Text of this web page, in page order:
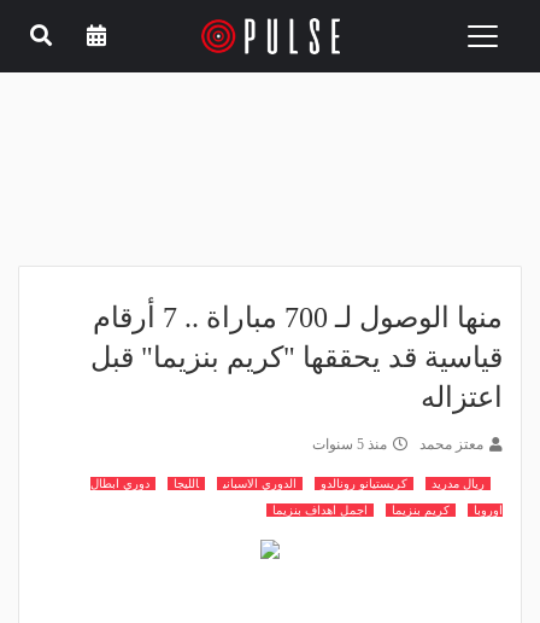
Toggle
منها الوصول لـ 700 مباراة .. 7 أرقام
قياسية قد يحققها "كريم بنزيما" قبل
اعتزاله
معتز محمد منذ 5 سنوات
ريال مدريد كريستيانو رونالدو الدوري الاسباني الليجا
دوري ابطال
اوروبا
كريم بنزيما اجمل اهداف بنزيما